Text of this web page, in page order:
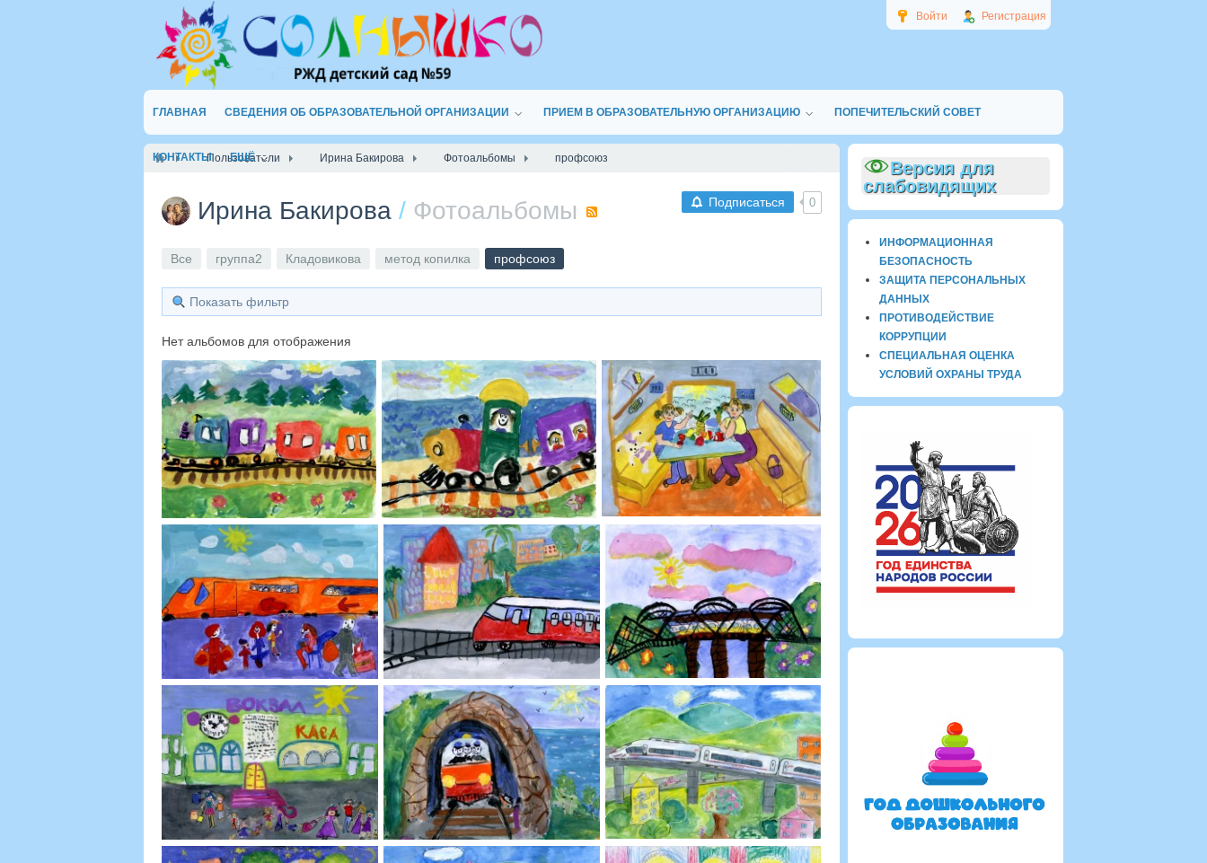
Войти Регистрация
ГЛАВНАЯ СВЕДЕНИЯ ОБ ОБРАЗОВАТЕЛЬНОЙ ОРГАНИЗАЦИИ ПРИЕМ В ОБРАЗОВАТЕЛЬНУЮ ОРГАНИЗАЦИЮ ПОПЕЧИТЕЛЬСКИЙ СОВЕТ
КОНТАКТЫ ЕЩЁ
Пользователи Ирина Бакирова Фотоальбомы профсоюз
Подписаться 0
Ирина Бакирова / Фотоальбомы
Все группа2 Кладовикова метод копилка профсоюз
Показать фильтр
Нет альбомов для отображения
Версия для
слабовидящих
ИНФОРМАЦИОННАЯ
БЕЗОПАСНОСТЬ
ЗАЩИТА ПЕРСОНАЛЬНЫХ
ДАННЫХ
ПРОТИВОДЕЙСТВИЕ
КОРРУПЦИИ
СПЕЦИАЛЬНАЯ ОЦЕНКА
УСЛОВИЙ ОХРАНЫ ТРУДА